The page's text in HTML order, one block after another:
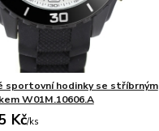
sportovní hodinky se stříbrným
W01M.10606.A
Kč/ks